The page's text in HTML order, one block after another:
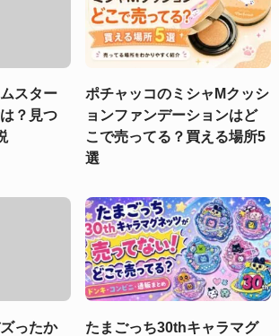
スター
？見つ
ポチャッコのミシャMクッシ
ョンファンデーションはど
こで売ってる？買える場所5
選
ったか
たまごっち30thキャラマグ